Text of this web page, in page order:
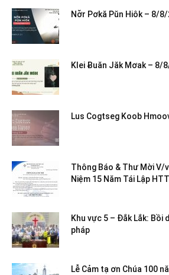
Nơ̆r Pơkă Pŭn Hiôk – 8/
Klei Ƀuăn Jăk Mơak – 8/
Lus Cogtseg Koob
Thông Báo & Thư Mời V/
Niệm 15 Năm Tái Lập
Khu vực 5 – Đắk Lắk: Bồi
pháp
Lễ Cảm tạ ơn Chúa 100